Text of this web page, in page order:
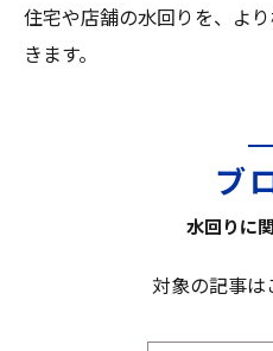
住宅や店舗の水回りを、よ
きます。
ブ
水回りに
対象の記事